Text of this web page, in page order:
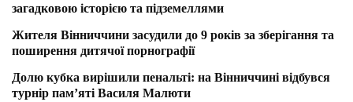
загадковою історією та підземеллями
Жителя Вінниччини засудили до 9 років за зберігання та
поширення дитячої порнографії
Долю кубка вирішили пенальті: на Вінниччині відбувся
турнір пам’яті Василя Малюти